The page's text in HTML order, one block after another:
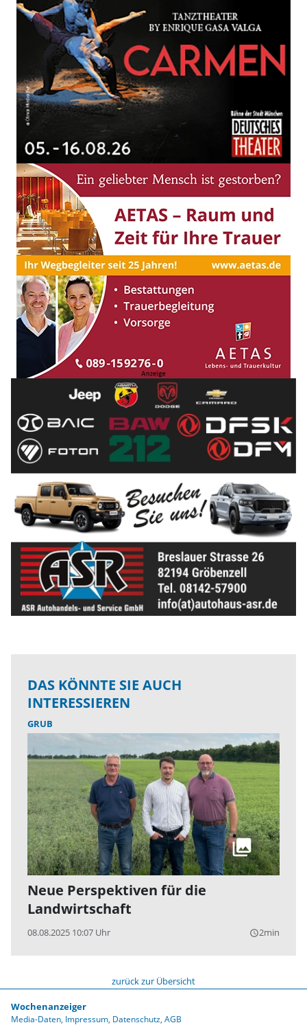
DAS KÖNNTE SIE AUCH
INTERESSIEREN
GRUB
Neue Perspektiven für die
Landwirtschaft
08.08.2025 10:07 Uhr query_builder2min
zurück zur Übersicht
Wochenanzeiger
Media-Daten Impressum Datenschutz AGB